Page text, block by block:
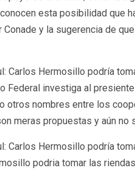
esta posibilidad que
Conade y la sugerencia de
Federal investiga al
otros nombres entre los
meras propuestas y aún no
podria tomar las